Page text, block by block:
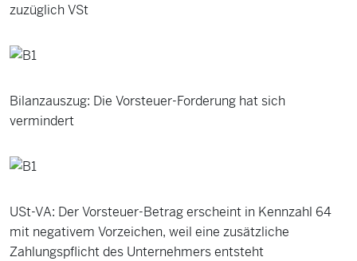
zuzüglich VSt
Bilanzauszug: Die Vorsteuer-Forderung hat sich
vermindert
USt-VA: Der Vorsteuer-Betrag erscheint in Kennzahl 64
mit negativem Vorzeichen, weil eine zusätzliche
Zahlungspflicht des Unternehmers entsteht